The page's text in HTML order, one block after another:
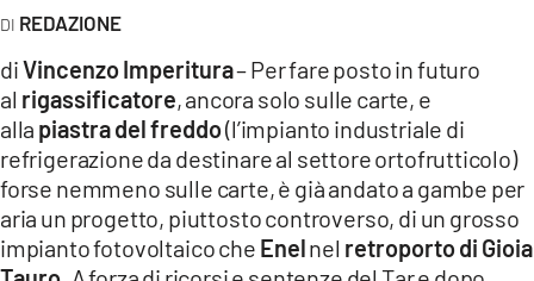
LaC
Network
LACPLAY.IT
LACTV.IT
LACONAIR.IT
LACITYMAG.IT
REDAZIONE
diVincenzo Imperitura– Per fare posto in futuro
al rigassificatore, ancora solo sulle carte, e
alla piastra del freddo(l’impianto industriale di
refrigerazione da destinare al settore ortofrutticolo)
forse nemmeno sulle carte, è già andato a gambe per
aria un progetto, piuttosto controverso, di un grosso
impianto fotovoltaico che Enelnel retroporto di Gioia